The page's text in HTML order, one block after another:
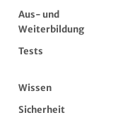
Aus- und
Weiterbildung
Tests
Wissen
Sicherheit